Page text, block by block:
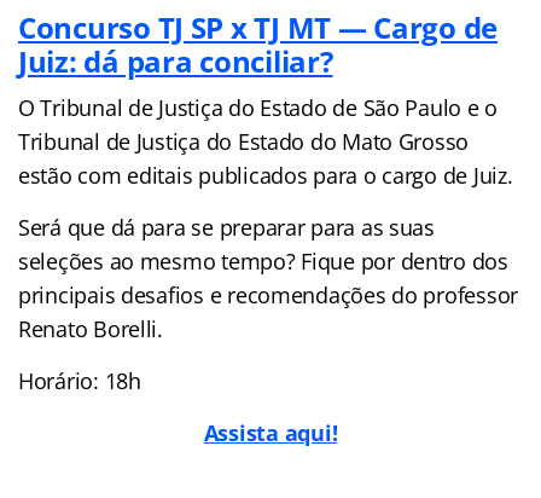
Concurso TJ SP x TJ MT — Cargo de
Juiz: dá para conciliar?
O Tribunal de Justiça do Estado de São Paulo e o
Tribunal de Justiça do Estado do Mato Grosso
estão com editais publicados para o cargo de Juiz.
Será que dá para se preparar para as suas
seleções ao mesmo tempo? Fique por dentro dos
principais desafios e recomendações do professor
Renato Borelli.
Horário: 18h
Assista aqui!